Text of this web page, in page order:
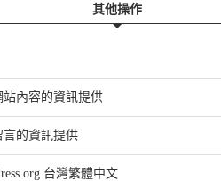
其他操作
站內容的資訊提供
言的資訊提供
台灣繁體中文